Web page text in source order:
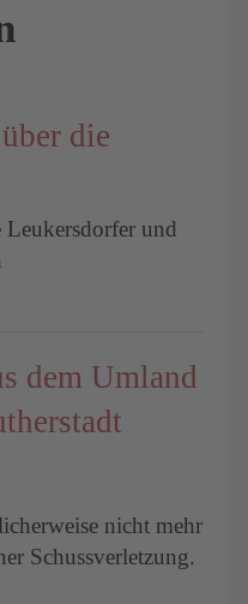
die
und
dem Umland
nicht mehr
Schussverletzung.